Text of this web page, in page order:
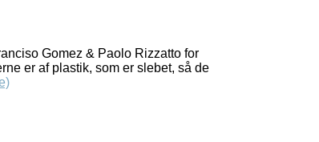
Gomez & Paolo Rizzatto for
er af plastik, som er slebet, så de